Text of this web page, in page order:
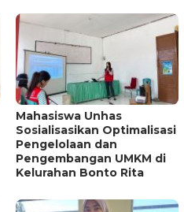
Mahasiswa Unhas
Sosialisasikan Optimalisasi
Pengelolaan dan
Pengembangan UMKM di
Kelurahan Bonto Rita